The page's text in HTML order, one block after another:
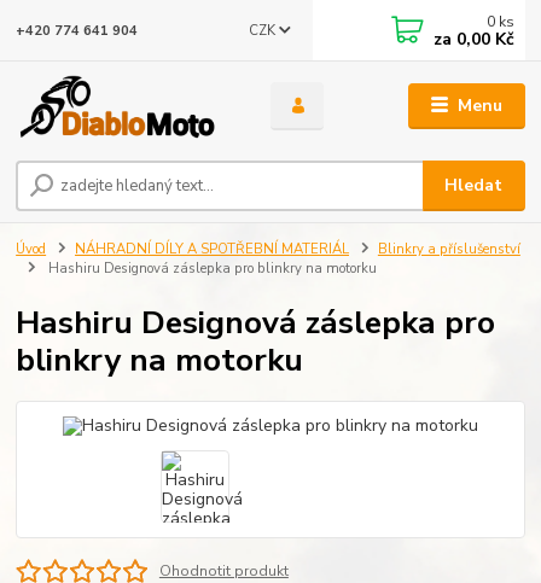
Menu
CZK
Hledat
+420 774 641 904 0 ks
za 0,00 Kč
Úvod NÁHRADNÍ DÍLY A SPOTŘEBNÍ MATERIÁL
Blinkry a příslušenství
Hashiru Designová záslepka pro blinkry na motorku
Hashiru Designová záslepka pro
blinkry na motorku
Ohodnotit produkt